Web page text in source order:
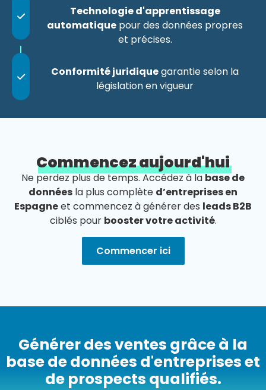
Technologie d'apprentissage
automatique pour des données propres
et précises.
Conformité juridiquegarantie selon la
législation en vigueur
Commencez aujourd'hui
Ne perdez plus de temps. Accédez à labase de
données la plus complète d’entreprises en
Espagneet commencez à générer des leads B2B
ciblés pour booster votre activité.
Commencer ici
Générer des ventes grâce à la
base de données d'entreprises et
de prospects qualifiés.